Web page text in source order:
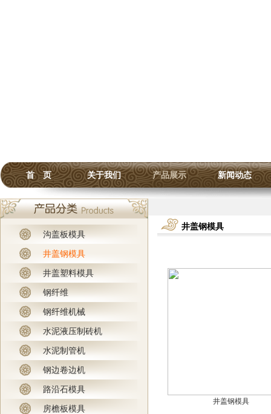
首 页 关于我们 产品展示 新闻动态
沟盖板模具
井盖钢模具
井盖塑料模具
钢纤维
钢纤维机械
水泥液压制砖机
水泥制管机
钢边卷边机
路沿石模具
房檐板模具
井盖钢模具
井盖钢模具